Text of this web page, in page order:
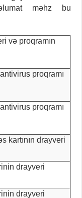
məhz bu
və proqramın
proqramı
proqramı
kartının drayveri
drayveri
drayveri